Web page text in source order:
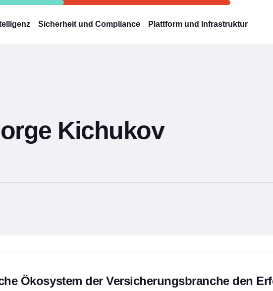
Sicherheit und Compliance Plattform und Infrastruktur
Kichukov
Ökosystem der Versicherungsbranche den